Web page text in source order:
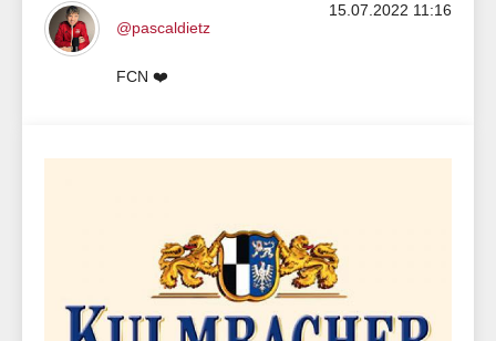
15.07.2022 11:16
@pascaldietz
FCN ❤️